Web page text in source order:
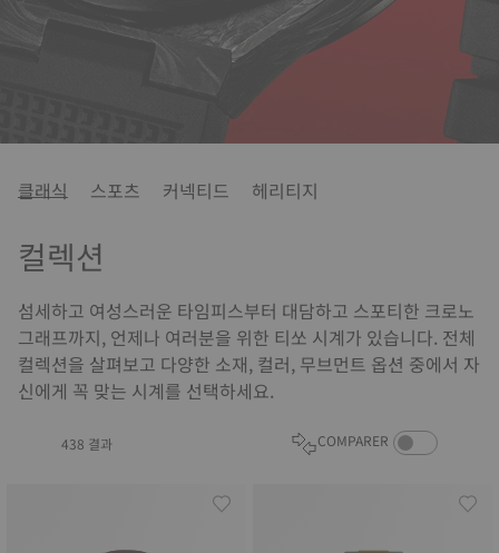
클래식 스포츠 커넥티드 헤리티지
컬렉션
섬세하고 여성스러운 타임피스부터 대담하고 스포티한 크로노
그래프까지, 언제나 여러분을 위한 티쏘 시계가 있습니다. 전체
컬렉션을 살펴보고 다양한 소재, 컬러, 무브먼트 옵션 중에서 자
신에게 꼭 맞는 시계를 선택하세요.
438 결과 COMPARER COMPARE